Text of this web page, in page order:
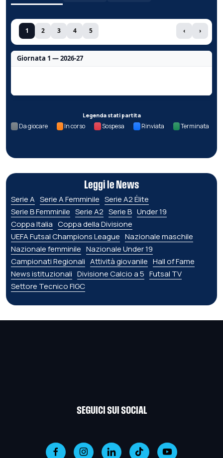
1 2 3 4 5 ‹ ›
Giornata 1 — 2026-27
Legenda stati partita
Da giocare In corso Sospesa Rinviata Terminata
Leggi le News
Serie A Serie A Femminile Serie A2 Élite
Serie B Femminile Serie A2 Serie B Under 19
Coppa Italia Coppa della Divisione
UEFA Futsal Champions League Nazionale maschile
Nazionale femminile Nazionale Under 19
Campionati Regionali Attività giovanile Hall of Fame
News istituzionali Divisione Calcio a 5 Futsal TV
Settore Tecnico FIGC
SEGUICI SUI SOCIAL